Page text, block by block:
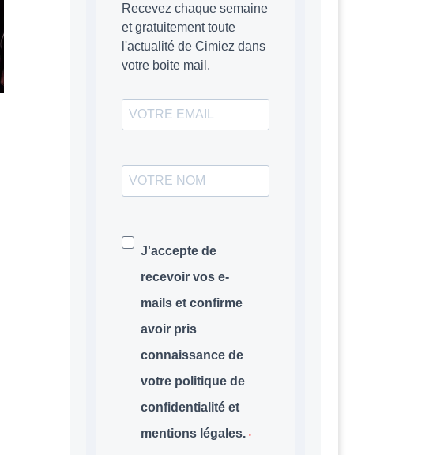
Recevez chaque semaine
et gratuitement toute
l'actualité de Cimiez dans
votre boite mail.
J'accepte de
recevoir vos e-
mails et confirme
avoir pris
connaissance de
votre politique de
confidentialité et
mentions légales.